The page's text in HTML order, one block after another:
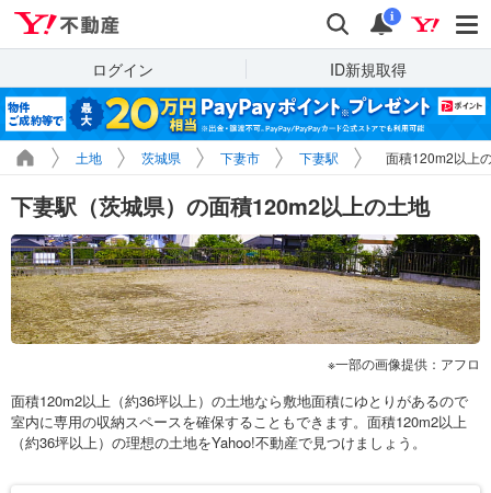
検索 通知
i
ログイン ID新規取得
土地 茨城県 下妻市 下妻駅 面積120m2以上
下妻駅（茨城県）の面積120m2以上の土地
一部の画像提供：アフロ
面積120m2以上（約36坪以上）の土地なら敷地面積にゆとりがあるので
室内に専用の収納スペースを確保することもできます。面積120m2以上
（約36坪以上）の理想の土地をYahoo!不動産で見つけましょう。